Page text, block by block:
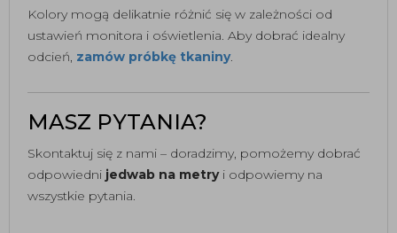
Kolory mogą delikatnie różnić się w zależności od
ustawień monitora i oświetlenia. Aby dobrać idealny
odcień, zamów próbkę tkaniny.
MASZ PYTANIA?
Skontaktuj się z nami – doradzimy, pomożemy dobrać
odpowiedni jedwab na metryi odpowiemy na
wszystkie pytania.